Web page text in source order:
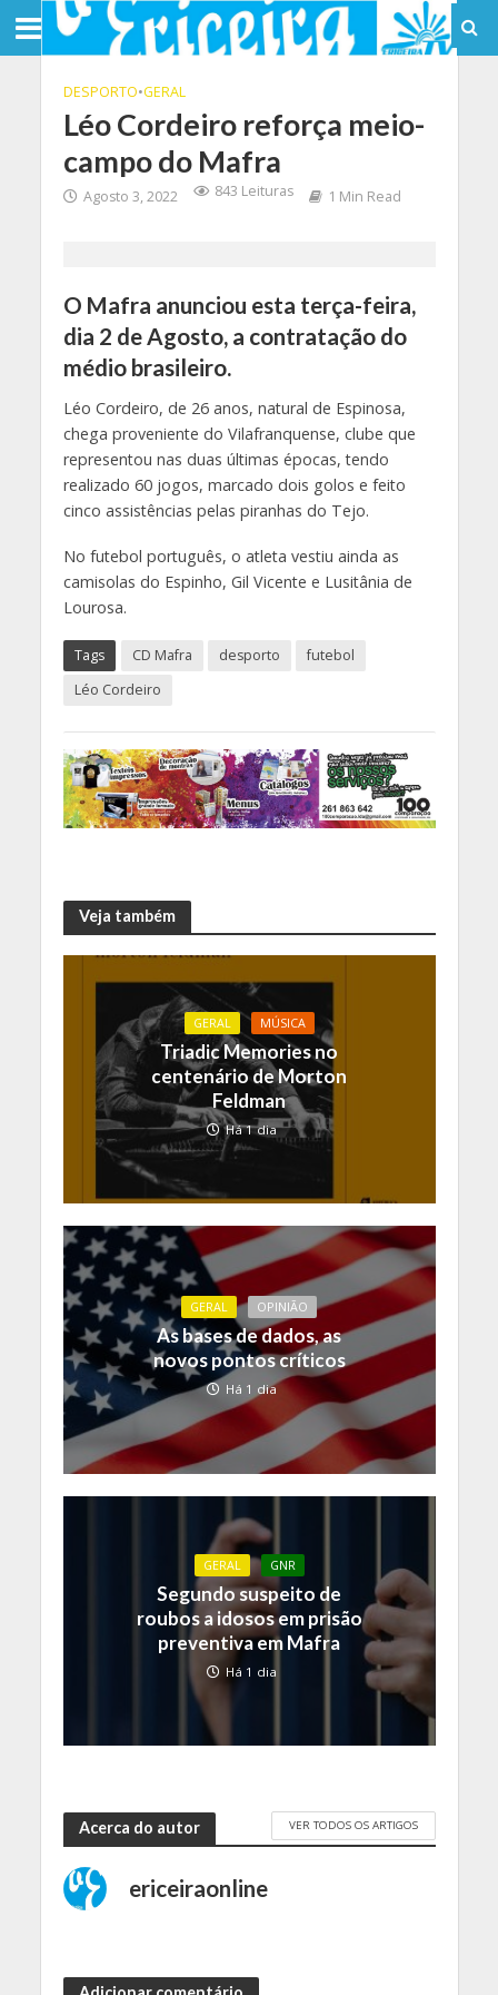
DESPORTO•GERAL
Léo Cordeiro reforça meio-
campo do Mafra
Agosto 3, 2022 843 Leituras 1 Min Read
O Mafra anunciou esta terça-feira,
dia 2 de Agosto, a contratação do
médio brasileiro.
Léo Cordeiro, de 26 anos, natural de Espinosa,
chega proveniente do Vilafranquense, clube que
representou nas duas últimas épocas, tendo
realizado 60 jogos, marcado dois golos e feito
cinco assistências pelas piranhas do Tejo.
No futebol português, o atleta vestiu ainda as
camisolas do Espinho, Gil Vicente e Lusitânia de
Lourosa.
Tags CD Mafra desporto
futebol
Léo Cordeiro
Veja também
GERAL MÚSICA
Triadic Memories no
centenário de Morton
Feldman
Há 1 dia
GERAL OPINIÃO
As bases de dados, as
novos pontos críticos
Há 1 dia
GERAL GNR
Segundo suspeito de
roubos a idosos em prisão
preventiva em Mafra
Há 1 dia
Acerca do autor VER TODOS OS ARTIGOS
ericeiraonline